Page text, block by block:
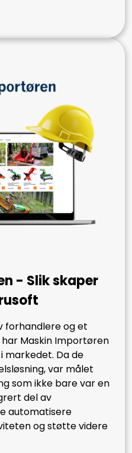
- Slik skaper
forhandlere og et
Maskin Importøren
markedet. Da de
var målet
som ikke bare var en
del av
automatisere
og støtte videre